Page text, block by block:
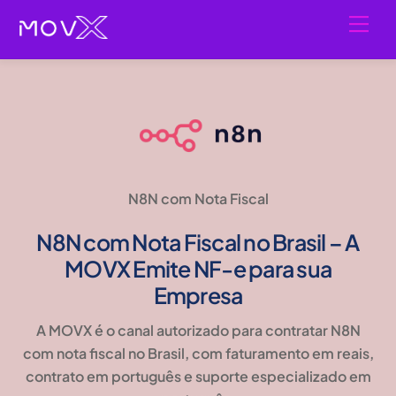
content
N8N com Nota Fiscal
N8N com Nota Fiscal no Brasil – A
MOVX Emite NF-e para sua
Empresa
A MOVX é o canal autorizado para contratar N8N
com nota fiscal no Brasil, com faturamento em reais,
contrato em português e suporte especializado em